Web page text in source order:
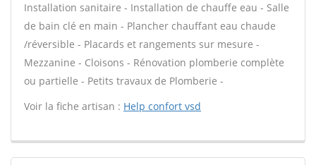
Installation sanitaire - Installation de chauffe eau - Salle
de bain clé en main - Plancher chauffant eau chaude
/réversible - Placards et rangements sur mesure -
Mezzanine - Cloisons - Rénovation plomberie complète
ou partielle - Petits travaux de Plomberie -
Voir la fiche artisan : Help confort vsd